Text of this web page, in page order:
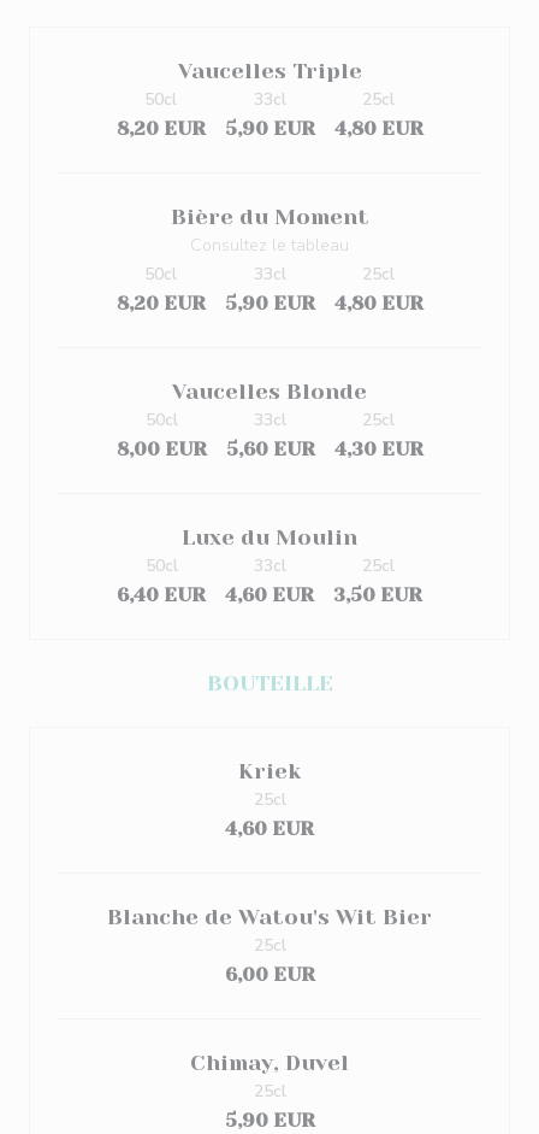
Vaucelles Triple
8,20 EUR
50cl
5,90 EUR
33cl
4,80 EUR
25cl
Bière du Moment
Consultez le tableau
8,20 EUR
50cl
5,90 EUR
33cl
4,80 EUR
25cl
Vaucelles Blonde
8,00 EUR
50cl
5,60 EUR
33cl
4,30 EUR
25cl
Luxe du Moulin
6,40 EUR
50cl
4,60 EUR
33cl
3,50 EUR
25cl
BOUTEILLE
Kriek
4,60 EUR
25cl
Blanche de Watou's Wit Bier
6,00 EUR
25cl
Chimay, Duvel
5,90 EUR
25cl